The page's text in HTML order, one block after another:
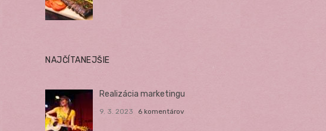
NAJČÍTANEJŠIE
Realizácia marketingu
9. 3. 2023 6 komentárov